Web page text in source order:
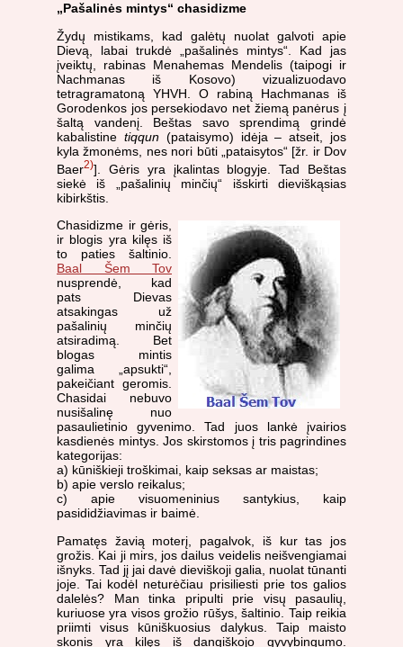
„Pašalinės mintys“ chasidizme
Žydų mistikams, kad galėtų nuolat galvoti apie
Dievą, labai trukdė „pašalinės mintys“. Kad jas
įveiktų, rabinas Menahemas Mendelis (taipogi ir
Nachmanas iš Kosovo) vizualizuodavo
tetragramatoną YHVH. O rabiną Hachmanas iš
Gorodenkos jos persekiodavo net žiemą panėrus į
šaltą vandenį. Beštas savo sprendimą grindė
kabalistine tiqqun(pataisymo) idėja – atseit, jos
kyla žmonėms, nes nori būti „pataisytos“ [žr. ir Dov
Baer2)]. Gėris yra įkalintas blogyje. Tad Beštas
siekė iš „pašalinių minčių“ išskirti dieviškąsias
kibirkštis.
Chasidizme ir gėris,
ir blogis yra kilęs iš
to paties šaltinio.
Baal Šem Tov
nusprendė, kad
pats Dievas
atsakingas už
pašalinių minčių
atsiradimą. Bet
blogas mintis
galima „apsukti“,
pakeičiant geromis.
Chasidai nebuvo
nusišalinę nuo
pasaulietinio gyvenimo. Tad juos lankė įvairios
kasdienės mintys. Jos skirstomos į tris pagrindines
kategorijas:
a) kūniškieji troškimai, kaip seksas ar maistas;
b) apie verslo reikalus;
c) apie visuomeninius santykius, kaip
pasididžiavimas ir baimė.
Pamatęs žavią moterį, pagalvok, iš kur tas jos
grožis. Kai ji mirs, jos dailus veidelis neišvengiamai
išnyks. Tad jį jai davė dieviškoji galia, nuolat tūnanti
joje. Tai kodėl neturėčiau prisiliesti prie tos galios
dalelės? Man tinka pripulti prie visų pasaulių,
kuriuose yra visos grožio rūšys, šaltinio. Taip reikia
priimti visus kūniškuosius dalykus. Taip maisto
skonis yra kilęs iš dangiškojo gyvybingumo.